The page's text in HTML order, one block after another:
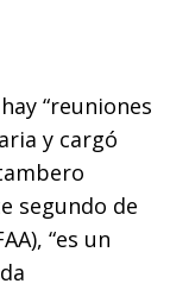
“reuniones
y cargó
segundo de
“es un